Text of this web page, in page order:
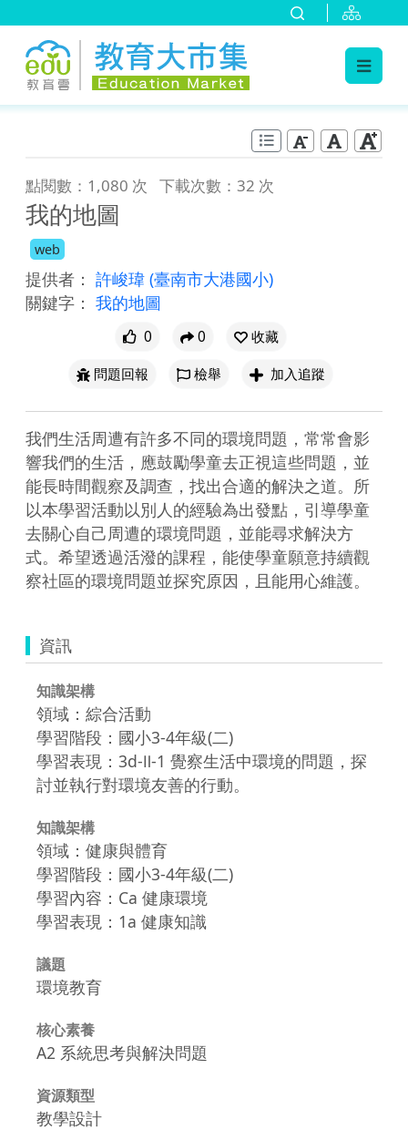
點閱數：1,080 次 下載次數：32 次
我的地圖
web
提供者： 許峻瑋 (臺南市大港國小)
關鍵字： 我的地圖
0 0
收藏
問題回報
檢舉 加入追蹤
我們生活周遭有許多不同的環境問題，常常會影
響我們的生活，應鼓勵學童去正視這些問題，並
能長時間觀察及調查，找出合適的解決之道。所
以本學習活動以別人的經驗為出發點，引導學童
去關心自己周遭的環境問題，並能尋求解決方
式。希望透過活潑的課程，能使學童願意持續觀
察社區的環境問題並探究原因，且能用心維護。
資訊
知識架構
領域：綜合活動
學習階段：國小3-4年級(二)
學習表現：3d-Ⅱ-1 覺察生活中環境的問題，探
討並執行對環境友善的行動。
知識架構
領域：健康與體育
學習階段：國小3-4年級(二)
學習內容：Ca 健康環境
學習表現：1a 健康知識
議題
環境教育
核心素養
A2 系統思考與解決問題
資源類型
教學設計